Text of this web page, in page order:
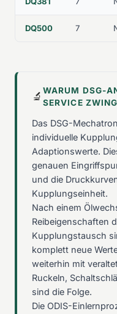
DQ500 7
🔬 WARUM DSG-
SERVICE
Das DSG-
individuelle
Adaptionswerte.
genauen
und die
Kupplungseinheit.
Nach einem
Reibeigenschaften
Kupplungstausch
komplett neue
weiterhin mit
Ruckeln,
sind die Folge.
Die ODIS-